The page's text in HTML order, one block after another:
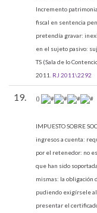
Incremento
fiscal en sentencia
pretendía gravar:
en el sujeto pasivo:
TS (Sala de lo
2011. RJ 2011\2292
19. ()
IMPUESTO SOBRE
ingresos a cuenta:
por el retenedor: no
que han sido
mismas: la obligación
pudiendo exigírsele
presentar el